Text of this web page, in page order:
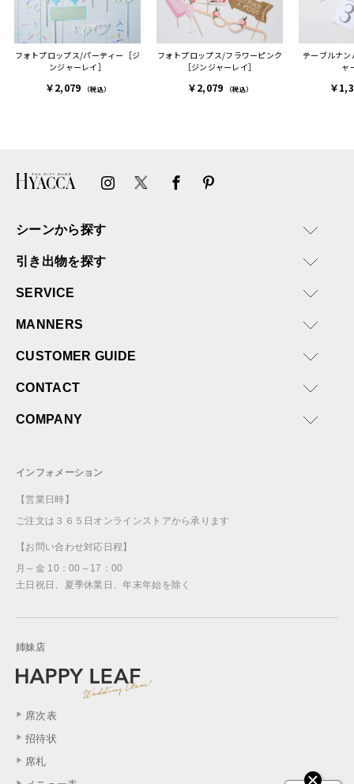
また、こちら不注意でメー
ルアドレスを誤って入力し
登録してログインできなく
困った際にも、迅速に回答
連絡があり大変助かりまし
フォトプロップス/パーティー［ジ
ンジャーレイ］
￥2,079 （税込）
フォトプロップス/フラワーピンク
［ジンジャーレイ］
￥2,079 （税込）
テーブルナ
ャ
￥
シーンから探す
引き出物を探す
SERVICE
MANNERS
CUSTOMER GUIDE
CONTACT
COMPANY
インフォメーション
【営業日時】
ご注文は３６５日オンラインストアから承ります
【お問い合わせ対応日程】
月～金 10：00～17：00
土日祝日、夏季休業日、年末年始を除く
姉妹店
席次表
招待状
席札